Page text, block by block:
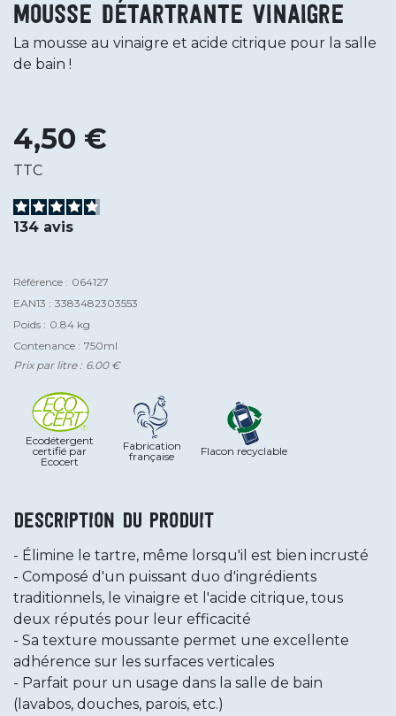
Mousse détartrante Vinaigre
La mousse au vinaigre et acide citrique pour la salle
de bain !
4,50 €
TTC
134 avis
Référence : 064127
EAN13 : 3383482303553
Poids : 0.84 kg
Contenance : 750ml
Prix par litre : 6.00 €
Ecodétergent
certifié par
Ecocert
Fabrication
française
Flacon recyclable
Description du produit
Élimine le tartre, même lorsqu'il est bien incrusté
Composé d'un puissant duo d'ingrédients
traditionnels, le vinaigre et l'acide citrique, tous
deux réputés pour leur efficacité
Sa texture moussante permet une excellente
adhérence sur les surfaces verticales
Parfait pour un usage dans la salle de bain
(lavabos, douches, parois, etc.)